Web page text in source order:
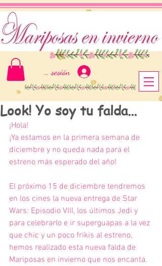
Iniciar sesión
Look! Yo soy tu falda...
¡Hola!
¡Ya estamos en la primera semana de
diciembre y no queda nada para el
estreno más esperado del año!
El próximo 15 de diciembre tendremos
en los cines la nueva entrega de Star
Wars: Episodio VIII, los últimos Jedi y
para celebrarlo e ir superguapas a la vez
que chic y un poco frikis al estreno,
hemos realizado esta nueva falda de
Mariposas en invierno que nos encanta.